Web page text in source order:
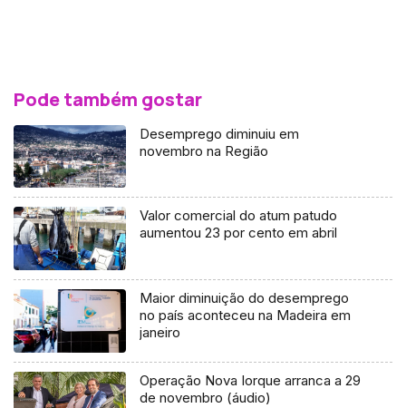
Pode também gostar
Desemprego diminuiu em
novembro na Região
Valor comercial do atum patudo
aumentou 23 por cento em abril
Maior diminuição do desemprego
no país aconteceu na Madeira em
janeiro
Operação Nova Iorque arranca a 29
de novembro (áudio)